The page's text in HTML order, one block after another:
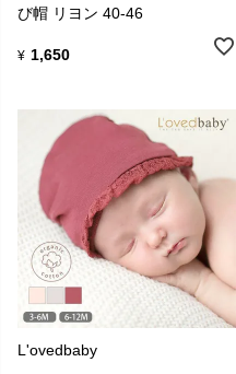
び帽 リヨン 40-46
¥ 1,650
L'ovedbaby